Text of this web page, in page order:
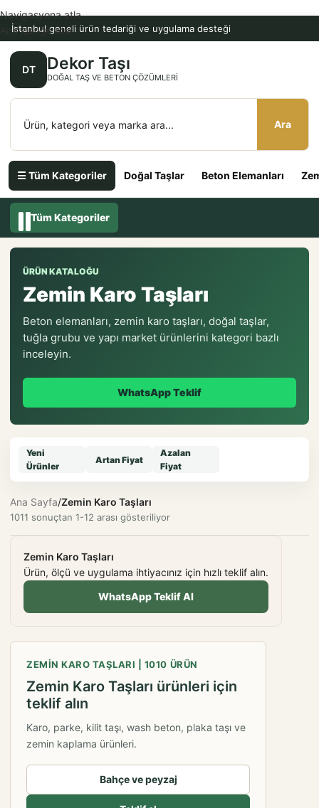
İstanbul geneli ürün tedariği ve uygulama desteği
DT Dekor Taşı
DOĞAL TAŞ VE BETON ÇÖZÜMLERI
Ara
☰ Tüm Kategoriler Doğal Taşlar Beton Elemanları
Navigasyona atla
Ana içeriğe atla
Tüm Kategoriler
ÜRÜN KATALOĞU
Zemin Karo Taşları
Beton elemanları, zemin karo taşları, doğal taşlar,
tuğla grubu ve yapı market ürünlerini kategori bazlı
inceleyin.
WhatsApp Teklif
Yeni
Ürünler
Artan Fiyat
Azalan
Fiyat
Ana Sayfa/Zemin Karo Taşları
1011 sonuçtan 1-12 arası gösteriliyor
Zemin Karo Taşları
Ürün, ölçü ve uygulama ihtiyacınız için hızlı teklif alın.
WhatsApp Teklif Al
ZEMIN KARO TAŞLARI | 1010 ÜRÜN
Zemin Karo Taşları ürünleri için
teklif alın
Karo, parke, kilit taşı, wash beton, plaka taşı ve
zemin kaplama ürünleri.
Bahçe ve peyzaj